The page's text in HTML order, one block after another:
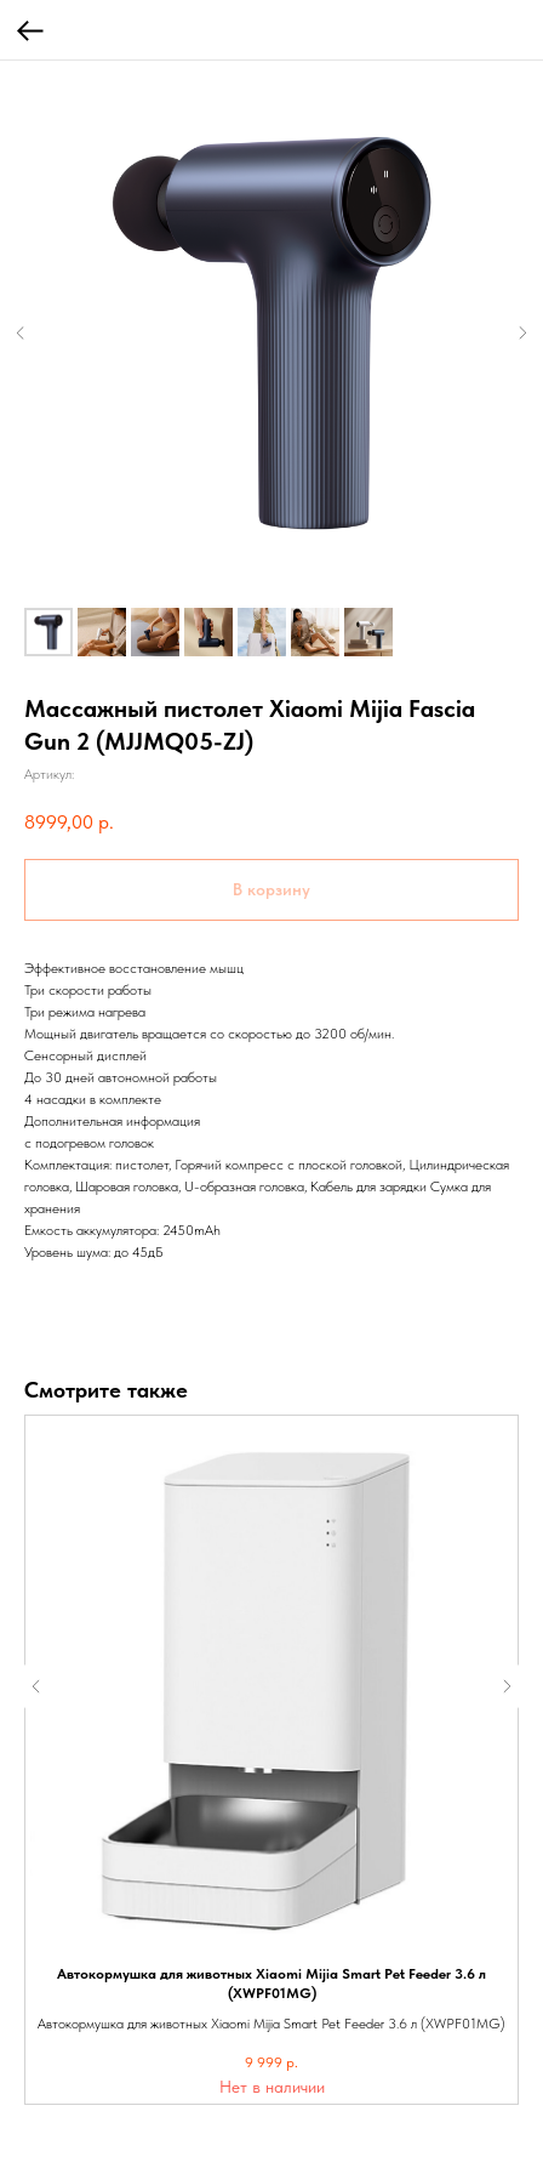
Массажный пистолет Xiaomi Mijia Fascia
Gun 2 (MJJMQ05-ZJ)
Артикул:
8999,00 р.
В корзину
Эффективное восстановление мышц
Три скорости работы
Три режима нагрева
Мощный двигатель вращается со скоростью до 3200 об/мин.
Сенсорный дисплей
До 30 дней автономной работы
4 насадки в комплекте
Дополнительная информация
с подогревом головок
Комплектация: пистолет, Горячий компресс с плоской головкой, Цилиндрическая
головка, Шаровая головка, U-образная головка, Кабель для зарядки Сумка для
хранения
Емкость аккумулятора: 2450mAh
Уровень шума: до 45дБ
Смотрите также
Автокормушка для животных Xiaomi Mijia Smart Pet Feeder 3.6 л
(XWPF01MG)
Автокормушка для животных Xiaomi Mijia Smart Pet Feeder 3.6 л (XWPF01MG)
9 999 р.
Нет в наличии